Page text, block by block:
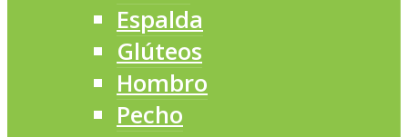
Espalda
Glúteos
Hombro
Pecho